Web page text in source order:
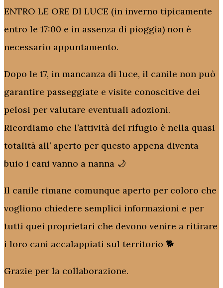
ENTRO LE ORE DI LUCE (in inverno tipicamente
entro le 17:00 e in assenza di pioggia) non è
necessario appuntamento.
Dopo le 17, in mancanza di luce, il canile non può
garantire passeggiate e visite conoscitive dei
pelosi per valutare eventuali adozioni.
Ricordiamo che l’attività del rifugio è nella quasi
totalità all’ aperto per questo appena diventa
buio i cani vanno a nanna 🌙
Il canile rimane comunque aperto per coloro che
vogliono chiedere semplici informazioni e per
tutti quei proprietari che devono venire a ritirare
i loro cani accalappiati sul territorio 🐕
Grazie per la collaborazione.